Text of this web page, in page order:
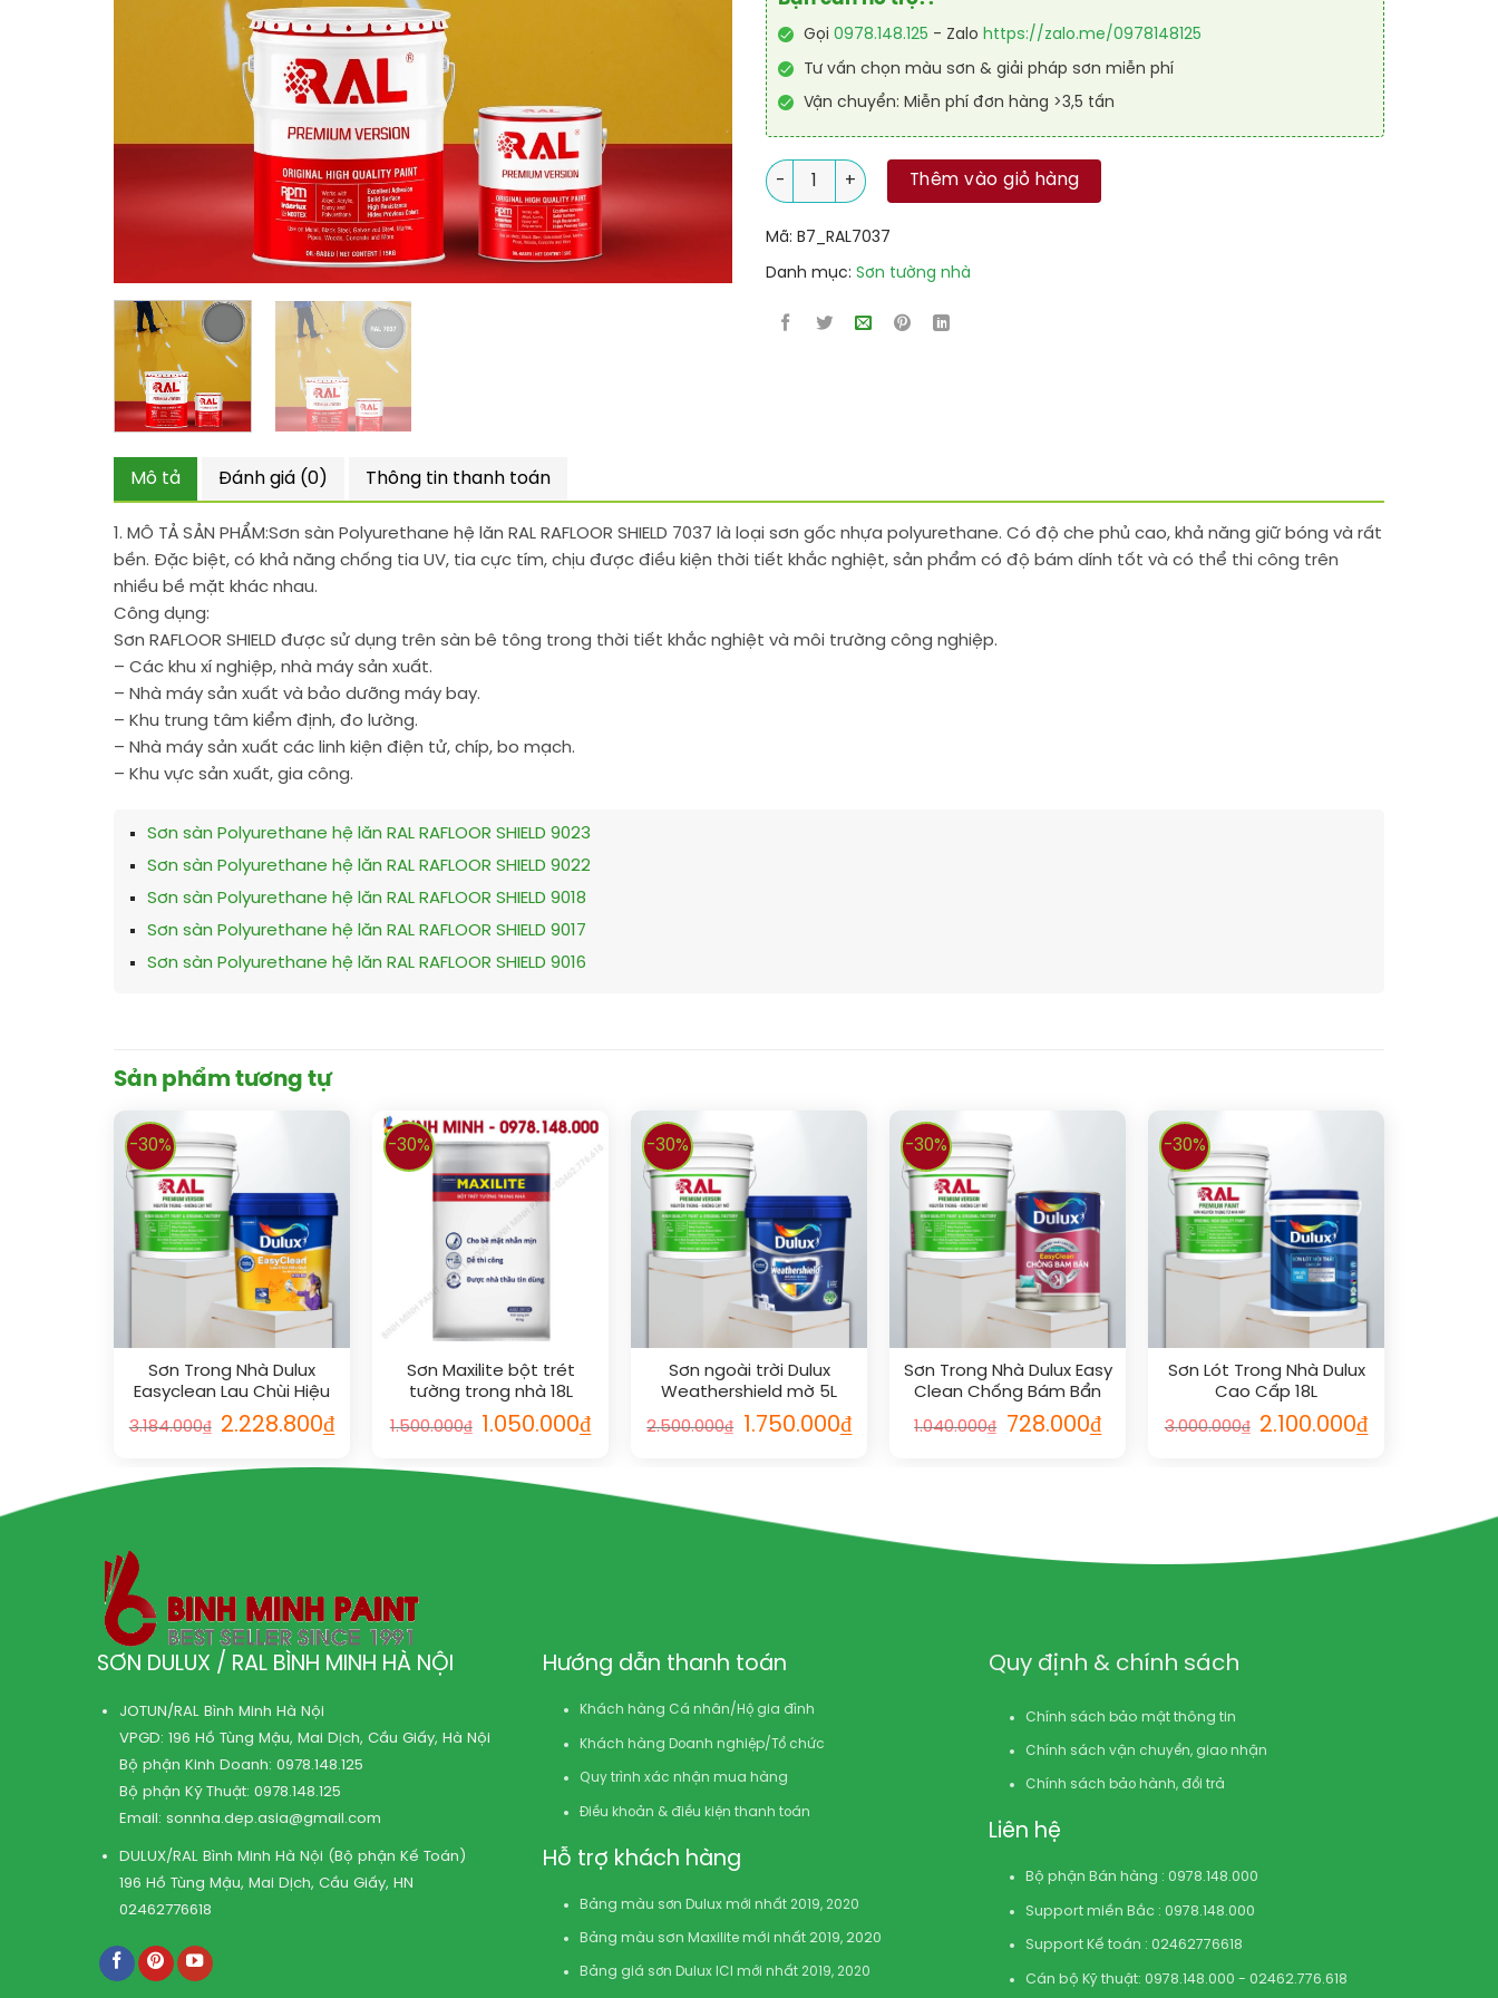
Gọi 0978.148.125 - Zalo https://zalo.me/0978148125
Tư vấn chọn màu sơn & giải pháp sơn miễn phí
Vận chuyển: Miễn phí đơn hàng >3,5 tấn
Sơn sàn Polyurethane hệ lăn RAL RAFLOOR SHIELD 7037 số lượng
Thêm vào giỏ hàng
Mã: B7_RAL7037
Danh mục: Sơn tường nhà
Mô tả Đánh giá (0) Thông tin thanh toán
1. MÔ TẢ SẢN PHẨM:Sơn sàn Polyurethane hệ lăn RAL RAFLOOR SHIELD 7037 là loại sơn gốc nhựa polyurethane. Có độ che phủ cao, khả năng giữ bóng và rất
bền. Đặc biệt, có khả năng chống tia UV, tia cực tím, chịu được điều kiện thời tiết khắc nghiệt, sản phẩm có độ bám dính tốt và có thể thi công trên
nhiều bề mặt khác nhau.
Công dụng:
Sơn RAFLOOR SHIELD được sử dụng trên sàn bê tông trong thời tiết khắc nghiệt và môi trường công nghiệp.
– Các khu xí nghiệp, nhà máy sản xuất.
– Nhà máy sản xuất và bảo dưỡng máy bay.
– Khu trung tâm kiểm định, đo lường.
– Nhà máy sản xuất các linh kiện điện tử, chíp, bo mạch.
– Khu vực sản xuất, gia công.
Sơn sàn Polyurethane hệ lăn RAL RAFLOOR SHIELD 9023
Sơn sàn Polyurethane hệ lăn RAL RAFLOOR SHIELD 9022
Sơn sàn Polyurethane hệ lăn RAL RAFLOOR SHIELD 9018
Sơn sàn Polyurethane hệ lăn RAL RAFLOOR SHIELD 9017
Sơn sàn Polyurethane hệ lăn RAL RAFLOOR SHIELD 9016
Sản phẩm tương tự
-30%
Sơn Trong Nhà Dulux
Easyclean Lau Chùi Hiệu
Quả Bóng 18L
3.184.000₫ 2.228.800₫
-30%
Sơn Maxilite bột trét
tường trong nhà 18L
1.500.000₫ 1.050.000₫
-30%
Sơn ngoài trời Dulux
Weathershield mờ 5L
2.500.000₫ 1.750.000₫
-30%
Sơn Trong Nhà Dulux Easy
Clean Chống Bám Bẩn
Mờ 5L
1.040.000₫ 728.000₫
-30%
Sơn Lót Trong Nhà Dulux
Cao Cấp 18L
3.000.000₫ 2.100.000₫
SƠN DULUX / RAL BÌNH MINH HÀ NỘI
JOTUN/RAL Bình Minh Hà Nội
VPGD: 196 Hồ Tùng Mậu, Mai Dịch, Cầu Giấy, Hà Nội
Bộ phận Kinh Doanh:0978.148.125
Bộ phận Kỹ Thuật:0978.148.125
Email: sonnha.dep.asia@gmail.com
DULUX/RAL Bình Minh Hà Nội (Bộ phận Kế Toán)
196 Hồ Tùng Mậu, Mai Dịch, Cầu Giấy, HN
02462776618
Hướng dẫn thanh toán
Khách hàng Cá nhân/Hộ gia đình
Khách hàng Doanh nghiệp/Tổ chức
Quy trình xác nhận mua hàng
Điều khoản & điều kiện thanh toán
Hỗ trợ khách hàng
Bảng màu sơn Dulux mới nhất 2019, 2020
Bảng màu sơn Maxilite mới nhất 2019, 2020
Bảng giá sơn Dulux ICI mới nhất 2019, 2020
Quy định & chính sách
Chính sách bảo mật thông tin
Chính sách vận chuyển, giao nhận
Chính sách bảo hành, đổi trả
Liên hệ
Bộ phận Bán hàng : 0978.148.000
Support miền Bắc : 0978.148.000
Support Kế toán : 02462776618
Cán bộ Kỹ thuật: 0978.148.000 - 02462.776.618